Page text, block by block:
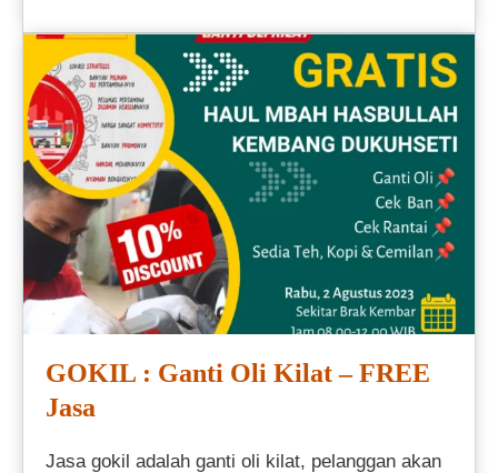
GOKIL : Ganti Oli Kilat – FREE
Jasa
Jasa gokil adalah ganti oli kilat, pelanggan akan